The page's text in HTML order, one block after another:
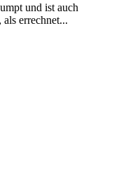
und ist auch
errechnet...